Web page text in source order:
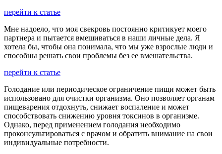
перейти к статье
Мне надоело, что моя свекровь постоянно критикует моего
партнера и пытается вмешиваться в наши личные дела. Я
хотела бы, чтобы она понимала, что мы уже взрослые люди и
способны решать свои проблемы без ее вмешательства.
перейти к статье
Голодание или периодическое ограничение пищи может быть
использовано для очистки организма. Оно позволяет органам
пищеварения отдохнуть, снижает воспаление и может
способствовать снижению уровня токсинов в организме.
Однако, перед применением голодания необходимо
проконсультироваться с врачом и обратить внимание на свои
индивидуальные потребности.